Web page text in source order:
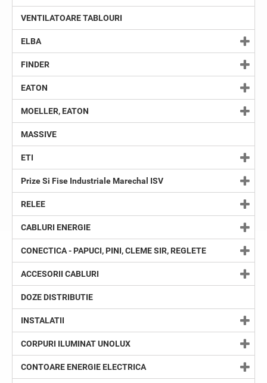
VENTILATOARE TABLOURI
ELBA
FINDER
EATON
MOELLER, EATON
MASSIVE
ETI
Prize Si Fise Industriale Marechal ISV
RELEE
CABLURI ENERGIE
CONECTICA - PAPUCI, PINI, CLEME SIR, REGLETE
ACCESORII CABLURI
DOZE DISTRIBUTIE
INSTALATII
CORPURI ILUMINAT UNOLUX
CONTOARE ENERGIE ELECTRICA